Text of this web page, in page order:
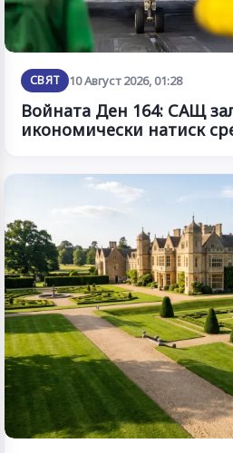
СВЯТ 10 Август 2026, 01:28
Войната Ден 164: САЩ
икономически натиск